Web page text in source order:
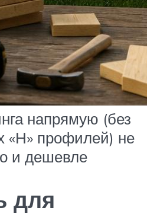
напрямую (без
«Н» профилей) не
и дешевле
для